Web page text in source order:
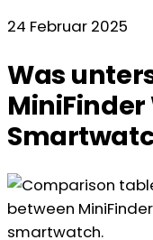
24 Februar 2025
Was